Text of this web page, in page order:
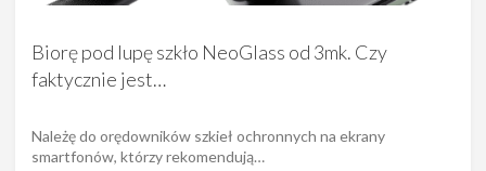
Biorę pod lupę szkło NeoGlass od 3mk. Czy
faktycznie jest…
Należę do orędowników szkieł ochronnych na ekrany
smartfonów, którzy rekomendują…